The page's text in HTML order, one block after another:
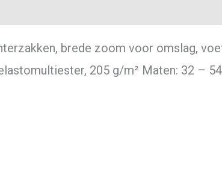
brede zoom voor omslag,
205 g/m² Maten: 32 –